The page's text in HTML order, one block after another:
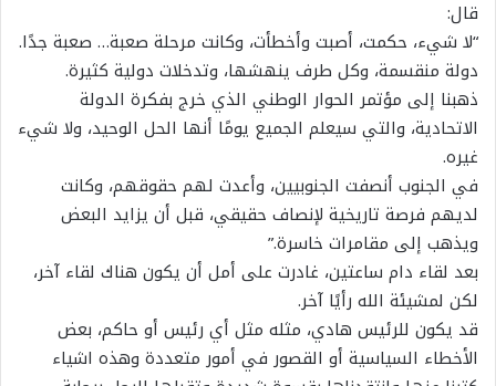
قال:
“لا شيء، حكمت، أصبت وأخطأت، وكانت مرحلة صعبة… صعبة جدًا.
دولة منقسمة، وكل طرف ينهشها، وتدخلات دولية كثيرة.
ذهبنا إلى مؤتمر الحوار الوطني الذي خرج بفكرة الدولة
الاتحادية، والتي سيعلم الجميع يومًا أنها الحل الوحيد، ولا شيء
غيره.
في الجنوب أنصفت الجنوبيين، وأعدت لهم حقوقهم، وكانت
لديهم فرصة تاريخية لإنصاف حقيقي، قبل أن يزايد البعض
ويذهب إلى مقامرات خاسرة.”
بعد لقاء دام ساعتين، غادرت على أمل أن يكون هناك لقاء آخر،
لكن لمشيئة الله رأيًا آخر.
قد يكون للرئيس هادي، مثله مثل أي رئيس أو حاكم، بعض
الأخطاء السياسية أو القصور في أمور متعددة وهذه اشياء